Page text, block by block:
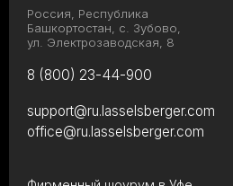
Россия, Республика
Башкортостан, с. Зубово,
ул. Электрозаводская, 8
8 (800) 23-44-900
support@ru.lasselsberger.com
office@ru.lasselsberger.com